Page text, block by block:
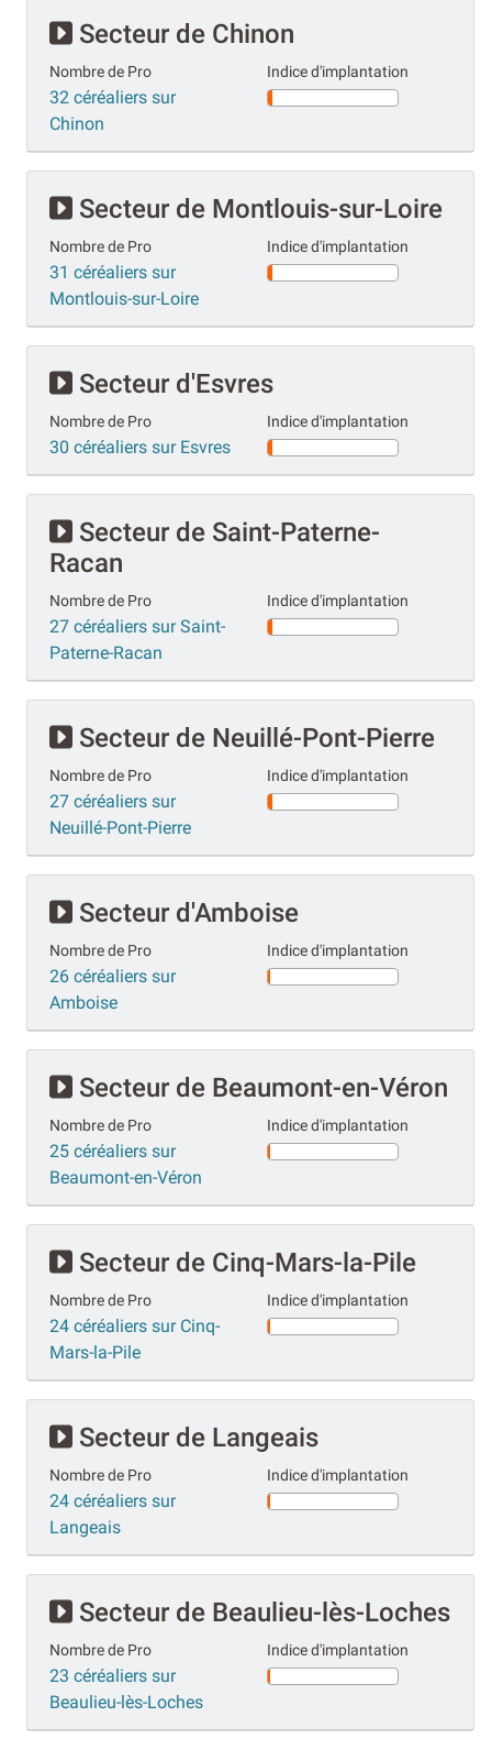
Secteur de Chinon
Nombre de Pro
32 céréaliers sur
Chinon
Indice d'implantation
Secteur de Montlouis-sur-Loire
Nombre de Pro
31 céréaliers sur
Montlouis-sur-Loire
Indice d'implantation
Secteur d'Esvres
Nombre de Pro
30 céréaliers sur Esvres
Indice d'implantation
Secteur de Saint-Paterne-
Racan
Nombre de Pro
27 céréaliers sur Saint-
Paterne-Racan
Indice d'implantation
Secteur de Neuillé-Pont-Pierre
Nombre de Pro
27 céréaliers sur
Neuillé-Pont-Pierre
Indice d'implantation
Secteur d'Amboise
Nombre de Pro
26 céréaliers sur
Amboise
Indice d'implantation
Secteur de Beaumont-en-Véron
Nombre de Pro
25 céréaliers sur
Beaumont-en-Véron
Indice d'implantation
Secteur de Cinq-Mars-la-Pile
Nombre de Pro
24 céréaliers sur Cinq-
Mars-la-Pile
Indice d'implantation
Secteur de Langeais
Nombre de Pro
24 céréaliers sur
Langeais
Indice d'implantation
Secteur de Beaulieu-lès-Loches
Nombre de Pro
23 céréaliers sur
Beaulieu-lès-Loches
Indice d'implantation